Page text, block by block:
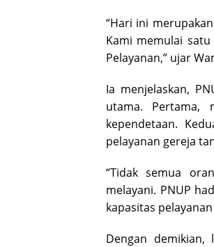
“Hari ini
Kami memulai
Pelayanan,” ujar
Ia menjelaskan,
utama. Pertama,
kependetaan.
pelayanan gereja
“Tidak semua
melayani. PNUP
kapasitas
Dengan demikian,